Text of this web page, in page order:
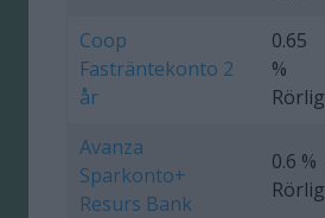
Coop
Fasträntekonto 2
år
0.65
%
Rörlig
Avanza
Sparkonto+
Resurs Bank
0.6 %
Rörlig